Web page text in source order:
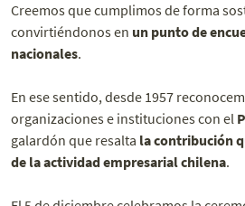
Creemos que cumplimos de forma
convirtiéndonos en un punto de
nacionales.
En ese sentido, desde 1957
organizaciones e instituciones con el
galardón que resalta la contribución
de la actividad empresarial chilena.